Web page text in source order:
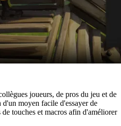
joueurs, de pros du jeu et de
moyen facile d'essayer de
touches et macros afin d'améliorer